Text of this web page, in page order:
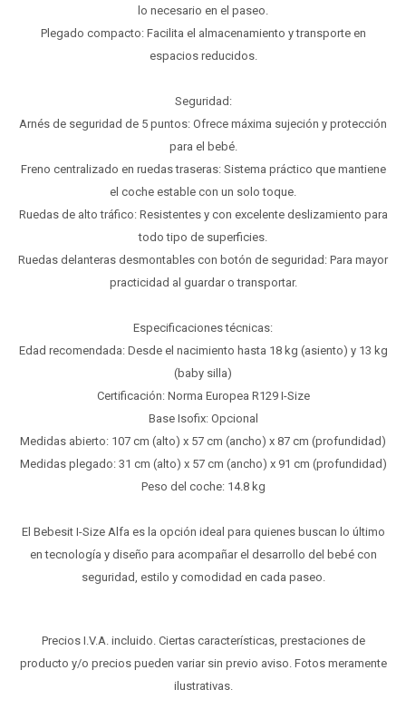
lo necesario en el paseo.
Plegado compacto: Facilita el almacenamiento y transporte en
espacios reducidos.
Seguridad:
Arnés de seguridad de 5 puntos: Ofrece máxima sujeción y protección
para el bebé.
Freno centralizado en ruedas traseras: Sistema práctico que mantiene
el coche estable con un solo toque.
Ruedas de alto tráfico: Resistentes y con excelente deslizamiento para
todo tipo de superficies.
Ruedas delanteras desmontables con botón de seguridad: Para mayor
practicidad al guardar o transportar.
Especificaciones técnicas:
Edad recomendada: Desde el nacimiento hasta 18 kg (asiento) y 13 kg
(baby silla)
Certificación: Norma Europea R129 I-Size
Base Isofix: Opcional
Medidas abierto: 107 cm (alto) x 57 cm (ancho) x 87 cm (profundidad)
Medidas plegado: 31 cm (alto) x 57 cm (ancho) x 91 cm (profundidad)
Peso del coche: 14.8 kg
El Bebesit I-Size Alfa es la opción ideal para quienes buscan lo último
en tecnología y diseño para acompañar el desarrollo del bebé con
seguridad, estilo y comodidad en cada paseo.
Precios I.V.A. incluido. Ciertas características, prestaciones de
producto y/o precios pueden variar sin previo aviso. Fotos meramente
ilustrativas.